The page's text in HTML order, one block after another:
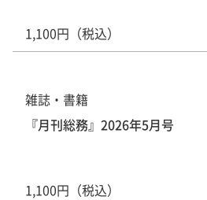
1,100円（税込）
雑誌・書籍
『月刊総務』2026年5月号
1,100円（税込）